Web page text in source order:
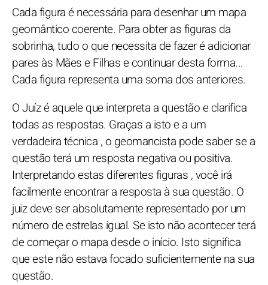
Cada figura é necessária para desenhar um mapa
geomântico coerente. Para obter as figuras da
sobrinha, tudo o que necessita de fazer é adicionar
pares às Mães e Filhas e continuar desta forma...
Cada figura representa uma soma dos anteriores.
O Juíz é aquele que interpreta a questão e clarifica
todas as respostas. Graças a isto e a um
verdadeira técnica , o geomancista pode saber se a
questão terá um resposta negativa ou positiva.
Interpretando estas diferentes figuras , você irá
facilmente encontrar a resposta à sua questão. O
juiz deve ser absolutamente representado por um
número de estrelas igual. Se isto não acontecer terá
de começar o mapa desde o início. Isto significa
que este não estava focado suficientemente na sua
questão.